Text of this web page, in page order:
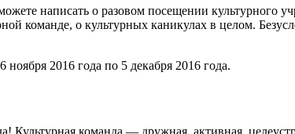
написать о разовом посещении
команде, о культурных каникулах в целом.
2016 года по 5 декабря 2016 года.
Культурная команда — дружная, активная,